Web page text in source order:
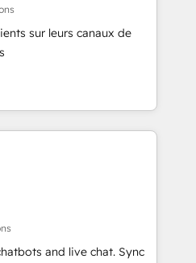
sur leurs canaux de
and live chat. Sync